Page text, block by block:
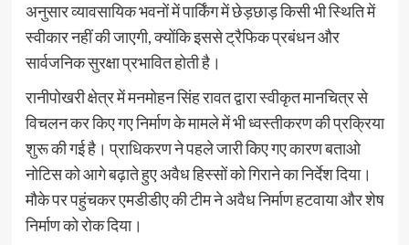
अनुसार व्यावसायिक भवनों में पार्किंग में छेड़छाड़ किसी भी स्थिति में
स्वीकार नहीं की जाएगी, क्योंकि इससे ट्रैफिक प्रबंधन और
सार्वजनिक सुरक्षा प्रभावित होती है।
रानीपोखरी क्षेत्र में मनमोहन सिंह रावत द्वारा स्वीकृत मानचित्र से
विचलन कर किए गए निर्माण के मामले में भी ध्वस्तीकरण की प्रक्रिया
शुरू की गई है। प्राधिकरण ने पहले जारी किए गए कारण बताओ
नोटिस को आगे बढ़ाते हुए अवैध हिस्सों को गिराने का निर्देश दिया।
मौके पर पहुंचकर एमडीडीए की टीम ने अवैध निर्माण हटवाया और शेष
निर्माण को रोक दिया।